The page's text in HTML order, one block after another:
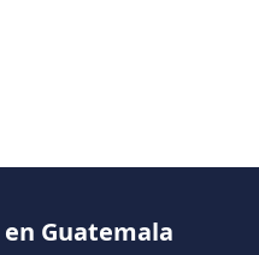
Guatemala